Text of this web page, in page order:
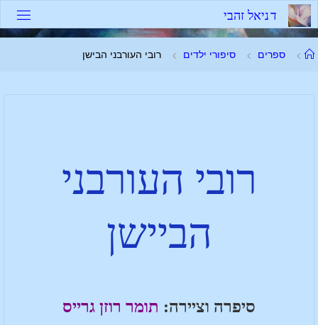
דניאל זהבי
ספרים סיפורי ילדים רובי העורבני הבישן
רובי העורבני
הביישן
סיפרה וציירה: תומר רוזן גרייס